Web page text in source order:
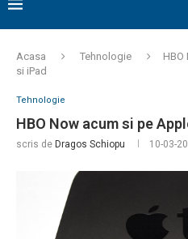
Acasa Tehnologie
HBO
si iPad
Tehnologie
HBO Now acum si pe
scris de Dragos Schiopu 10-03-